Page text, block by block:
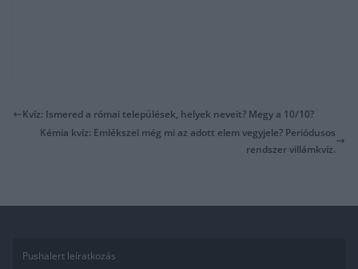
Kvíz: Ismered a római települések, helyek neveit? Megy a 10/10?
Kémia kvíz: Emlékszel még mi az adott elem vegyjele? Periódusos
rendszer villámkvíz.
Pushalert leíratkozás